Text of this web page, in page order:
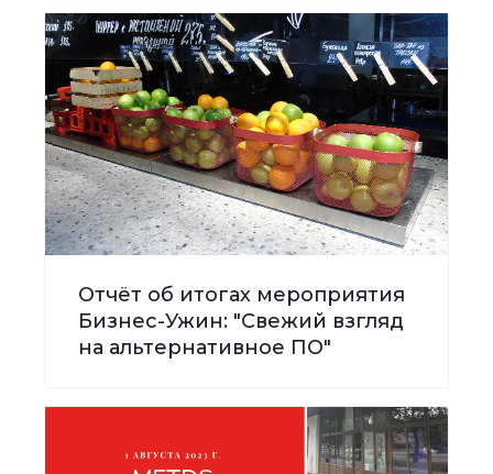
Отчёт об итогах мероприятия
Бизнес-Ужин: "Свежий взгляд
на альтернативное ПО"